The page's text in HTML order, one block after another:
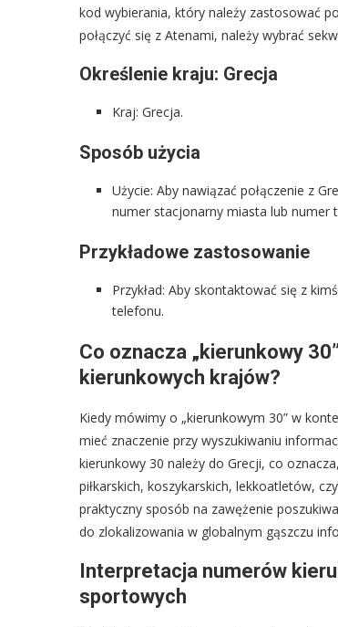
kod wybierania, który należy zastosować
połączyć się z Atenami, należy wybrać
Określenie kraju: Grecja
Kraj: Grecja.
Sposób użycia
Użycie: Aby nawiązać połączenie z
numer stacjonarny miasta lub numer
Przykładowe zastosowanie
Przykład: Aby skontaktować się z
telefonu.
Co oznacza „kierunkowy
kierunkowych krajów?
Kiedy mówimy o „kierunkowym 30” w
mieć znaczenie przy wyszukiwaniu
kierunkowy 30 należy do Grecji, co
piłkarskich, koszykarskich, lekkoatletów,
praktyczny sposób na zawężenie
do zlokalizowania w globalnym gąszczu
Interpretacja numerów
sportowych